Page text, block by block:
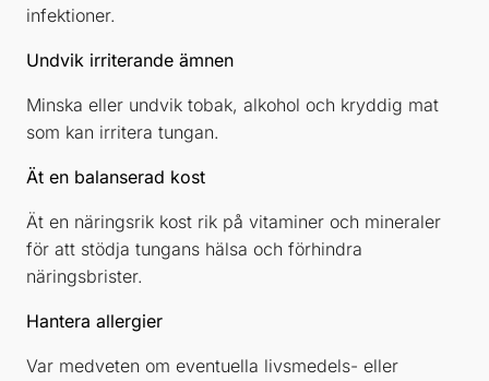
infektioner.
Undvik irriterande ämnen
Minska eller undvik tobak, alkohol och kryddig mat
som kan irritera tungan.
Ät en balanserad kost
Ät en näringsrik kost rik på vitaminer och mineraler
för att stödja tungans hälsa och förhindra
näringsbrister.
Hantera allergier
Var medveten om eventuella livsmedels- eller